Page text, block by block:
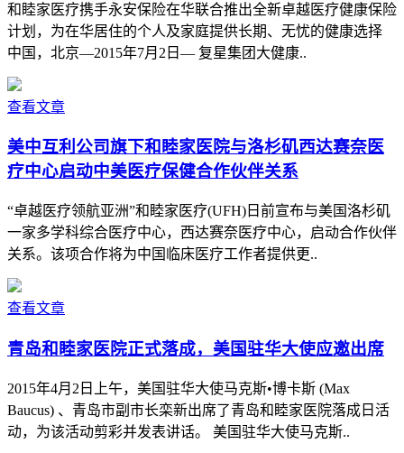
和睦家医疗携手永安保险在华联合推出全新卓越医疗健康保险
计划，为在华居住的个人及家庭提供长期、无忧的健康选择
中国，北京—2015年7月2日— 复星集团大健康..
查看文章
美中互利公司旗下和睦家医院与洛杉矶西达赛奈医
疗中心启动中美医疗保健合作伙伴关系
“卓越医疗领航亚洲”和睦家医疗(UFH)日前宣布与美国洛杉矶
一家多学科综合医疗中心，西达赛奈医疗中心，启动合作伙伴
关系。该项合作将为中国临床医疗工作者提供更..
查看文章
青岛和睦家医院正式落成，美国驻华大使应邀出席
2015年4月2日上午，美国驻华大使马克斯•博卡斯 (Max
Baucus) 、青岛市副市长栾新出席了青岛和睦家医院落成日活
动，为该活动剪彩并发表讲话。 美国驻华大使马克斯..